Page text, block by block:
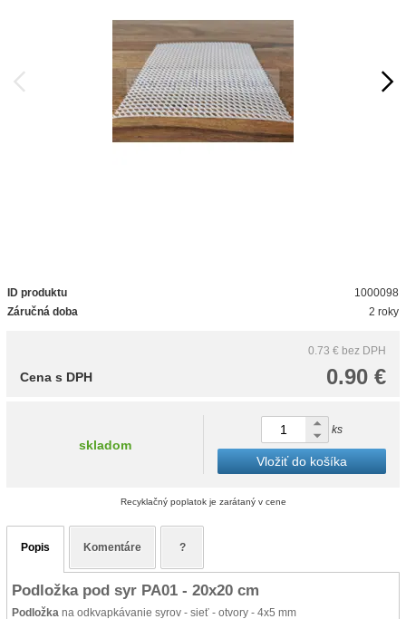
ID produktu
1000098
Záručná doba
2 roky
0.73 € bez DPH
0.90 €
Cena s DPH
skladom
ks
Vložiť do košíka
Recyklačný poplatok je zarátaný v cene
Popis Komentáre ?
Podložka pod syr PA01 - 20x20 cm
Podložka na odkvapkávanie syrov - sieť - otvory - 4x5 mm